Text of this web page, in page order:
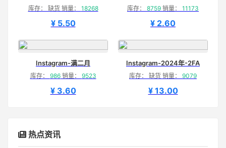
库存： 缺货 销量： 18268
¥ 5.50
库存： 8759 销量： 11173
¥ 2.60
Instagram-满二月
库存： 986销量： 9523
¥ 3.60
Instagram-2024年-2FA
库存： 缺货 销量： 9079
¥ 13.00
热点资讯